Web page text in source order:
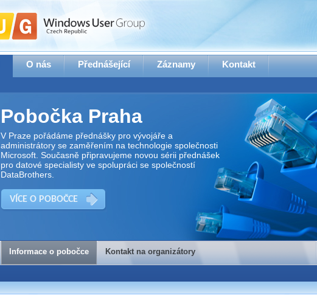
O nás Přednášející Záznamy Kontakt
Pobočka Praha
V Praze pořádáme přednášky pro vývojáře a
administrátory se zaměřením na technologie společnosti
Microsoft. Současně připravujeme novou sérii přednášek
pro datové specialisty ve spolupráci se společností
DataBrothers.
VÍCE O POBOČCE
Kontakt na organizátory
Pokud máte jakýkoliv dotaz na organizátory této akce,
prosím neváhejte nás kontaktovat na e-mailu:
Informace o pobočce Kontakt na organizátory